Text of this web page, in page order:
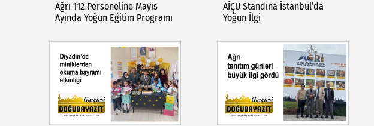
Ağrı 112 Personeline Mayıs
Ayında Yoğun Eğitim Programı
AİÇÜ Standına İstanbul’da
Yoğun İlgi